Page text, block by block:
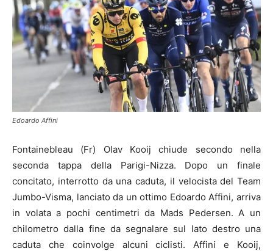
Edoardo Affini
Fontainebleau (Fr) Olav Kooij chiude secondo nella
seconda tappa della Parigi-Nizza. Dopo un finale
concitato, interrotto da una caduta, il velocista del Team
Jumbo-Visma, lanciato da un ottimo Edoardo Affini, arriva
in volata a pochi centimetri da Mads Pedersen. A un
chilometro dalla fine da segnalare sul lato destro una
caduta che coinvolge alcuni ciclisti. Affini e Kooij,